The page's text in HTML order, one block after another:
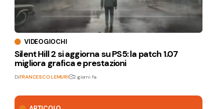
VIDEOGIOCHI
Silent Hill 2 si aggiorna su PS5: la patch 1.07
migliora grafica e prestazioni
DiFRANCESCO LEMURI 2 giorni fa